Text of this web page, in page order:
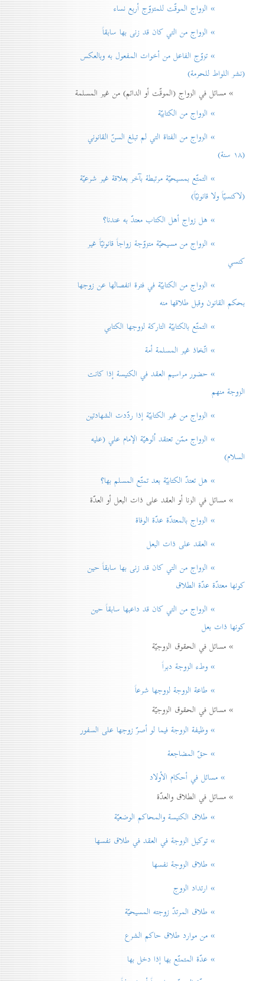
» الزواج الموقّت للمتزوّج أربع نساء
» الزواج من التي كان قد زنی بها سابقاً
» تزوّج الفاعل من أخوات المفعول به وبالعكس
(نشر اللواط للحرمة)
» مسائل في الزواج (الموقّت أو الدائم) من غير المسلمة
» الزواج من الكتابيّة
» الزواج من الفتاة التي لم تبلغ السنّ القانوني
(۱۸ سنة)
» التمتّع بمسيحيّة مرتبطة بآخر بعلاقة غير شرعيّة
(لاكنسيّاً ولا قانونيّاً)
» هل زواج أهل الكتاب معتدّ به عندنا؟
» الزواج من مسيحيّة متزوّجة زواجاً قانونيّاً غير
كنسي
» الزواج من الكتابيّة في فترة انفصالها عن زوجها
بحكم القانون وقبل طلاقها منه
» التمتّع بالكتابيّة التاركة لزوجها الكتابي
» اتّخاذ غير المسلمة أمة
» حضور مراسيم العقد في الكنيسة إذا كانت
الزوجة منهم
» الزواج من غير الكتابيّة إذا ردّدت الشهادتين
» الزواج ممّن تعتقد اُلوهيّة الإمام علي (عليه
السلام)
» هل تعتدّ الكتابيّة بعد تمتّع المسلم بها؟
» مسائل في الزنا أو العقد على ذات البعل أو العدّة
» الزواج بالمعتدّة عدّة الوفاة
» العقد على ذات البعل
» الزواج من التي كان قد زنی بها سابقاً حين
كونها معتدّة عدّة الطلاق
» الزواج من التي كان قد داعبها سابقاً حين
كونها ذات بعل
» مسائل في الحقوق الزوجيّة
» وطء الزوجة دبراً
» طاعة الزوجة لزوجها شرعاً
» مسائل في الحقوق الزوجيّة
» وظيفة الزوجة فيما لو أصرّ زوجها على السفور
» حقّ المضاجعة
» مسائل في أحكام الأولاد
» مسائل في الطلاق والعدّة
» طلاق الكنيسة والمحاكم الوضعيّة
» توكيل الزوجة في العقد في طلاق نفسها
» طلاق الزوجة نفسها
» ارتداد الزوج
» طلاق المرتدّ زوجته المسيحيّة
» من موارد طلاق حاكم الشرع
» عدّة المتمتّع بها إذا دخل بها